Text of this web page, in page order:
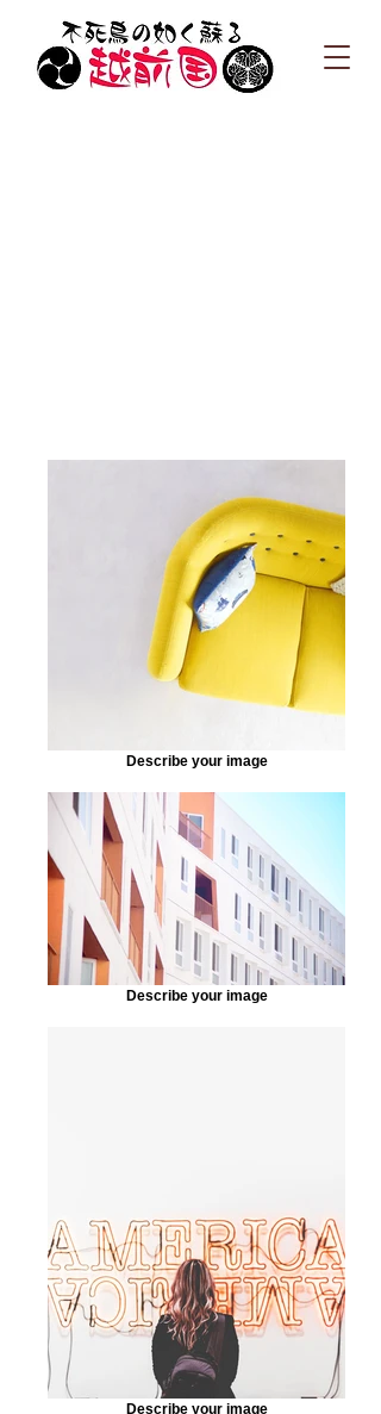
Describe your image
Describe your image
Describe your image